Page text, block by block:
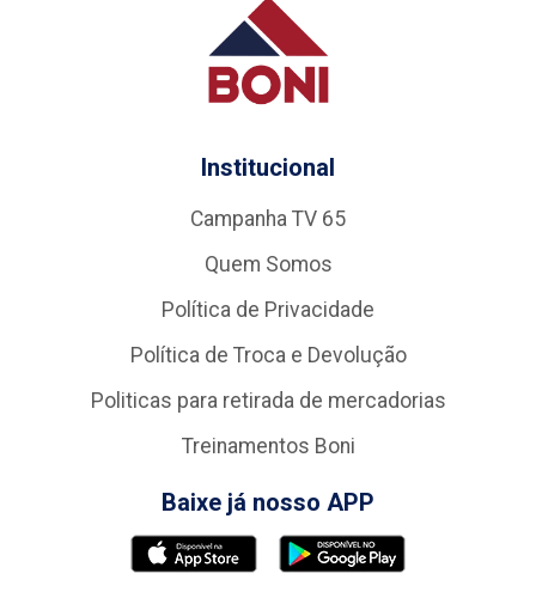
Institucional
Campanha TV 65
Quem Somos
Política de Privacidade
Política de Troca e Devolução
Politicas para retirada de mercadorias
Treinamentos Boni
Baixe já nosso APP